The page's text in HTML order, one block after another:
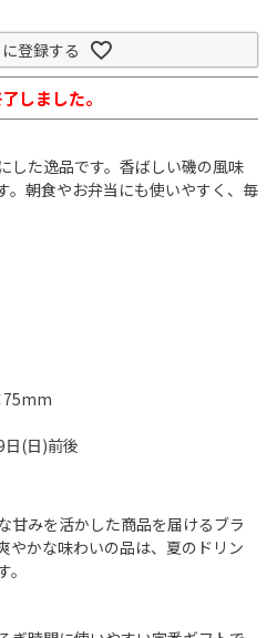
登録する
しました。
した逸品です。香ばしい磯の風味
。朝食やお弁当にも使いやすく、毎
(日)前後
甘みを活かした商品を届けるブラ
やかな味わいの品は、夏のドリン